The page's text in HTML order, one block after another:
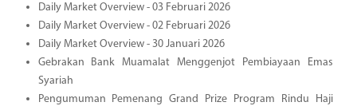
Daily Market Overview - 03 Februari 2026
Daily Market Overview - 02 Februari 2026
Daily Market Overview - 30 Januari 2026
Gebrakan Bank Muamalat Menggenjot Pembiayaan Emas
Syariah
Pengumuman Pemenang Grand Prize Program Rindu Haji